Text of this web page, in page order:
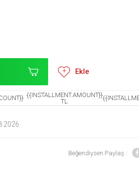
Ekle
{{INSTALLMENT.AMOUNT}}
TL
Beğendiysen Paylaş :